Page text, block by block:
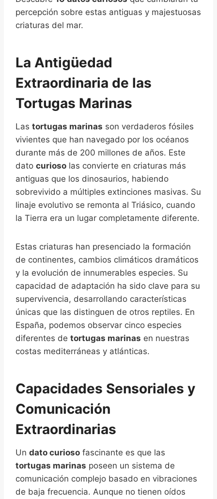
percepción sobre estas antiguas y majestuosas
criaturas del mar.
La Antigüedad
Extraordinaria de las
Tortugas Marinas
Las tortugas marinas son verdaderos fósiles
vivientes que han navegado por los océanos
durante más de 200 millones de años. Este
dato curioso las convierte en criaturas más
antiguas que los dinosaurios, habiendo
sobrevivido a múltiples extinciones masivas. Su
linaje evolutivo se remonta al Triásico, cuando
la Tierra era un lugar completamente diferente.
Estas criaturas han presenciado la formación
de continentes, cambios climáticos dramáticos
y la evolución de innumerables especies. Su
capacidad de adaptación ha sido clave para su
supervivencia, desarrollando características
únicas que las distinguen de otros reptiles. En
España, podemos observar cinco especies
diferentes de tortugas marinas en nuestras
costas mediterráneas y atlánticas.
Capacidades Sensoriales y
Comunicación
Extraordinarias
Un dato curioso fascinante es que las
tortugas marinas poseen un sistema de
comunicación complejo basado en vibraciones
de baja frecuencia. Aunque no tienen oídos